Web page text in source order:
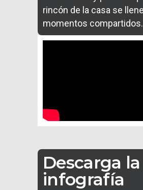
rincón de la casa se
momentos compartidos.
Descarga la
infografía